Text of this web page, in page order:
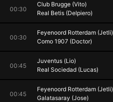
00:30
Club Brugge (Vito)
Real Betis (Delpiero)
00:30
Feyenoord Rotterdam (Jetli)
Como 1907 (Doctor)
00:45
Juventus (Lio)
Real Sociedad (Lucas)
00:45
Feyenoord Rotterdam (Jetli)
Galatasaray (Jose)